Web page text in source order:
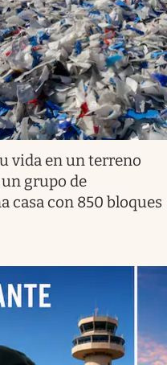
vida en un terreno
grupo de
casa con 850 bloques